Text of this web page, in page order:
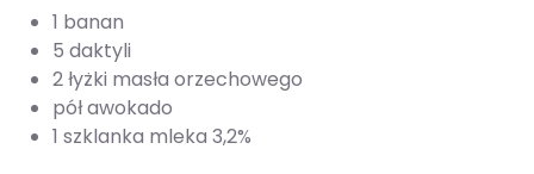
1 banan
5 daktyli
2 łyżki masła orzechowego
pół awokado
1 szklanka mleka 3,2%